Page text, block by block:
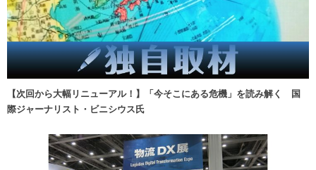
【次回から大幅リニューアル！】「今そこにある危機」を読み解く 国
際ジャーナリスト・ビニシウス氏